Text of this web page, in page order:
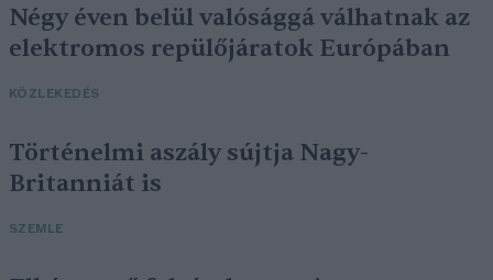
Négy éven belül valósággá válhatnak az
elektromos repülőjáratok Európában
KÖZLEKEDÉS
Történelmi aszály sújtja Nagy-
Britanniát is
SZEMLE